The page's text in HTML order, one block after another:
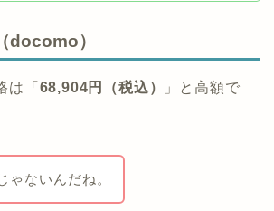
docomo）
は「 68,904円（税込）
」と高額で
ゃないんだね。